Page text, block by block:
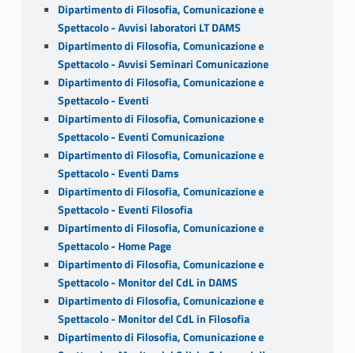
Dipartimento di Filosofia, Comunicazione e
Spettacolo - Avvisi laboratori LT DAMS
Dipartimento di Filosofia, Comunicazione e
Spettacolo - Avvisi Seminari Comunicazione
Dipartimento di Filosofia, Comunicazione e
Spettacolo - Eventi
Dipartimento di Filosofia, Comunicazione e
Spettacolo - Eventi Comunicazione
Dipartimento di Filosofia, Comunicazione e
Spettacolo - Eventi Dams
Dipartimento di Filosofia, Comunicazione e
Spettacolo - Eventi Filosofia
Dipartimento di Filosofia, Comunicazione e
Spettacolo - Home Page
Dipartimento di Filosofia, Comunicazione e
Spettacolo - Monitor del CdL in DAMS
Dipartimento di Filosofia, Comunicazione e
Spettacolo - Monitor del CdL in Filosofia
Dipartimento di Filosofia, Comunicazione e